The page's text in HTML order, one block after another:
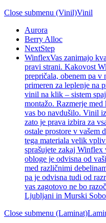
Close submenu (Vinil)Vinil
Aurora
Berry Alloc
NextStep
WinflexVas zanimajo
pravi strani. Kakovost
prepričala, obenem pa
primeren za leplenje na
vinil na klik – sistem
montažo. Razmerje
vas bo navdušilo. Vinil
zato je prava izbira za
ostale prostore v vašem
tega materiala velik
sprašujete zakaj
obloge je odvisna od
med različnimi
pa je odvisna tudi od
vas zagotovo ne bo
Ljubljani in Murski
Close submenu (Laminat)